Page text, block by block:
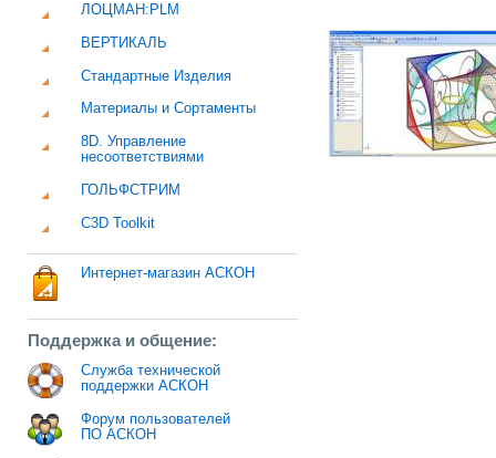
ЛОЦМАН:PLM
ВЕРТИКАЛЬ
Стандартные Изделия
Материалы и Сортаменты
8D. Управление
несоответствиями
ГОЛЬФСТРИМ
C3D Toolkit
Интернет-магазин АСКОН
Поддержка и общение:
Служба технической
поддержки АСКОН
Форум пользователей
ПО АСКОН